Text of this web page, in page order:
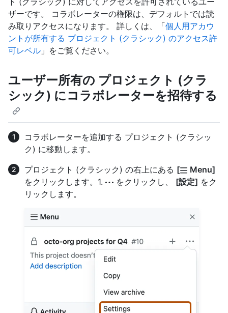
ザーです。 コラボレーターの権限は、デフォルトでは読
み取りアクセスになります。 詳しくは、「個人用アカウ
ントが所有する プロジェクト (クラシック) のアクセス許
可レベル 」をご覧ください。
ユーザー所有の プロジェクト (クラ
シック) にコラボレーターを招待する
コラボレーターを追加する プロジェクト (クラシッ
ク) に移動します。
プロジェクト (クラシック) の右上にある [
Menu]
をクリックします。1.
をクリックし、 [設定] をク
リックします。